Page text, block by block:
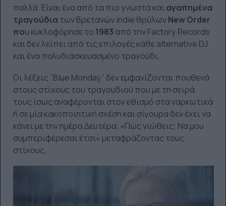
πολλά. Είναι ένα από τα πιο γνωστά καιαγαπημένα
τραγούδια των Βρετανών indie θρύλωνNew Order
που κυκλοφόρησε το 1983 από την Factory Records
και δεν λείπει από τις επιλογές κάθε alternative DJ
και ένα πολυδιασκευασμένο τραγούδι.
Οι λέξεις “Blue Monday” δεν εμφανίζονται πουθενά
στους στίχους του τραγουδιού που με τη σειρά
τους ίσως αναφέρονται στον εθισμό στα ναρκωτικά
ή σε μία κακοποιητική σχέση και σίγουρα δεν έχει να
κάνει με την ημέρα Δευτέρα. «Πώς νιώθεις; Να μου
συμπεριφέρεσαι έτσι» μεταφράζοντας τους
στίχους.